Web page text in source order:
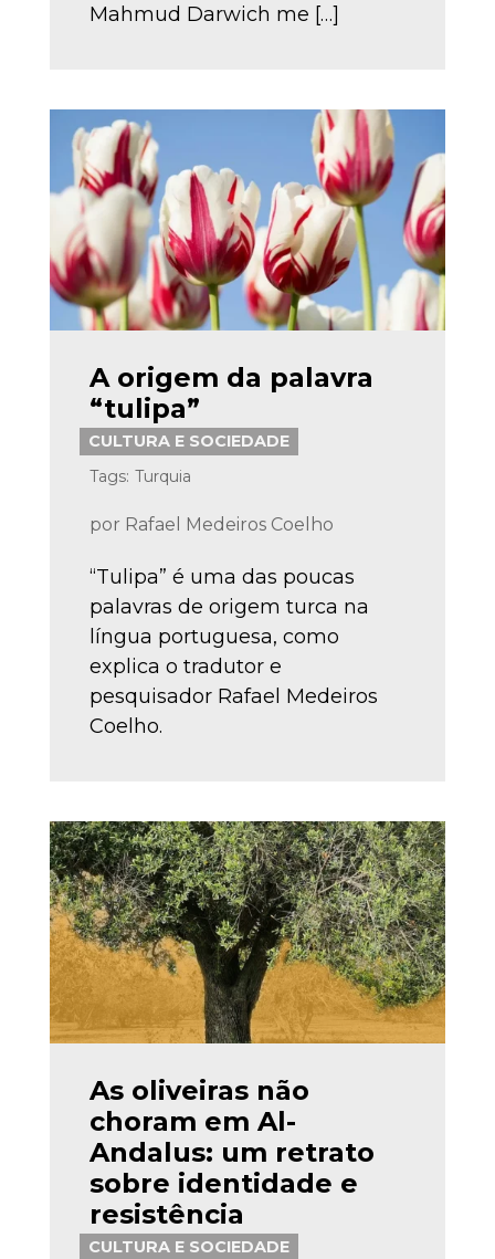
Mahmud Darwich me […]
A origem da palavra
“tulipa”
CULTURA E SOCIEDADE
Tags: Turquia
por Rafael Medeiros Coelho
“Tulipa” é uma das poucas
palavras de origem turca na
língua portuguesa, como
explica o tradutor e
pesquisador Rafael Medeiros
Coelho.
As oliveiras não
choram em Al-
Andalus: um retrato
sobre identidade e
resistência
CULTURA E SOCIEDADE